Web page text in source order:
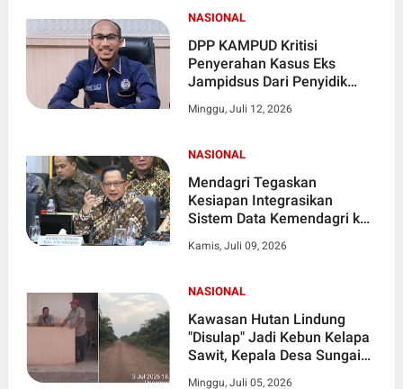
NASIONAL
DPP KAMPUD Kritisi
Penyerahan Kasus Eks
Jampidsus Dari Penyidik
Nilai Tidak Sesuai Prosedur
Minggu, Juli 12, 2026
NASIONAL
Mendagri Tegaskan
Kesiapan Integrasikan
Sistem Data Kemendagri ke
Kamis, Juli 09, 2026
NASIONAL
Kawasan Hutan Lindung
"Disulap" Jadi Kebun Kelapa
Sawit, Kepala Desa Sungai
Minggu, Juli 05, 2026